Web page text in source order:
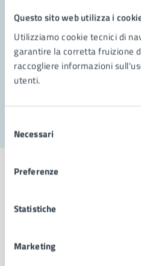
Questo sito web utilizza i
Utilizziamo cookie tecnici di
garantire la corretta fruizione
raccogliere informazioni
utenti.
delNecessari
Preferenze
Statistiche
Marketing
Richiedi assistenza
Prenota appuntamento
Problemi in città
Comune di Napoli
AMMINISTRAZIONE